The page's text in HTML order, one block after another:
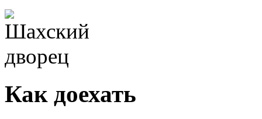
Как доехать